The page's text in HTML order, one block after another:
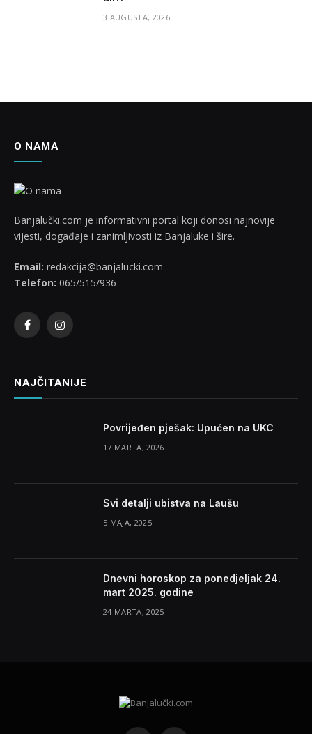
3 AUGUSTA, 2026
O NAMA
Banjalučki.com je informativni portal koji donosi najnovije
vijesti, događaje i zanimljivosti iz Banjaluke i šire.
Email: redakcija@banjalucki.com
Telefon: 065/515/936
FacebookInstagram
NAJČITANIJE
Povrijeđen pješak: Upućen na UKC
17 MARTA, 2026
Svi detalji ubistva na Laušu
5 MAJA, 2025
Dnevni horoskop za ponedjeljak 24.
mart 2025. godine
24 MARTA, 2025